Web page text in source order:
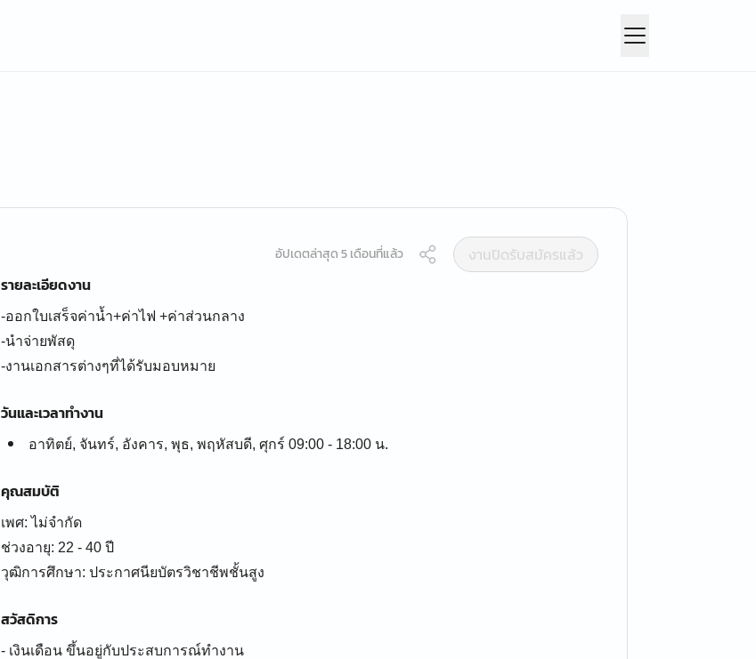
อัปเดตล่าสุด 5 เดือนที่แล้ว
งานปิดรับสมัครแล้ว
รายละเอียดงาน
-ออกใบเสร็จค่าน้ำ+ค่าไฟ +ค่าส่วนกลาง
-นำจ่ายพัสดุ
-งานเอกสารต่างๆที่ได้รับมอบหมาย
วันและเวลาทำงาน
อาทิตย์, จันทร์, อังคาร, พุธ, พฤหัสบดี, ศุกร์ 09:00 - 18:00 น.
คุณสมบัติ
เพศ: ไม่จำกัด
ช่วงอายุ: 22 - 40 ปี
สวัสดิการ
- เงินเดือน ขึ้นอยู่กับประสบการณ์ทำงาน